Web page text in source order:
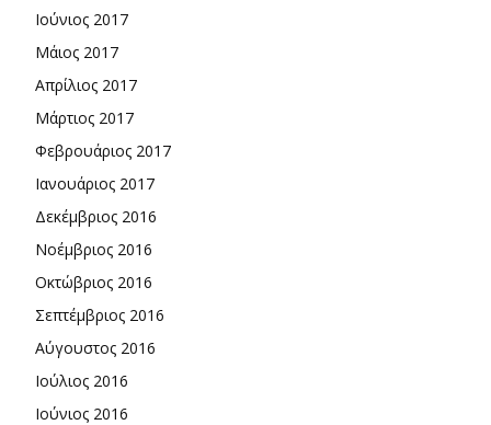
Ιούνιος 2017
Μάιος 2017
Απρίλιος 2017
Μάρτιος 2017
Φεβρουάριος 2017
Ιανουάριος 2017
Δεκέμβριος 2016
Νοέμβριος 2016
Οκτώβριος 2016
Σεπτέμβριος 2016
Αύγουστος 2016
Ιούλιος 2016
Ιούνιος 2016